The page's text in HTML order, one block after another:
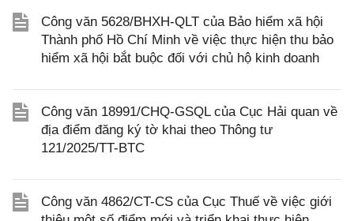
Công văn 5628/BHXH-QLT của Bảo hiểm xã hội
Thành phố Hồ Chí Minh về việc thực hiện thu bảo
hiểm xã hội bắt buộc đối với chủ hộ kinh doanh
Công văn 18991/CHQ-GSQL của Cục Hải quan về
địa điểm đăng ký tờ khai theo Thông tư
121/2025/TT-BTC
Công văn 4862/CT-CS của Cục Thuế về việc giới